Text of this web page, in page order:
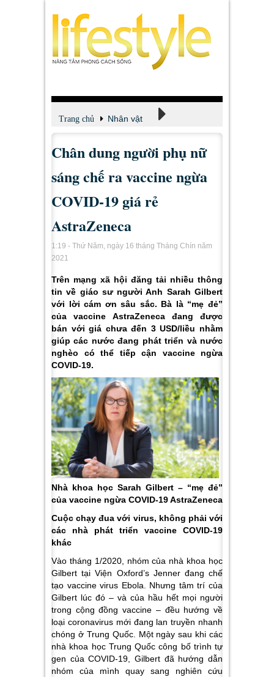
Trang chủ Nhân vật
Theo dòng thời gian
Chân dung người phụ nữ
sáng chế ra vaccine ngừa
COVID-19 giá rẻ
AstraZeneca
1:19 - Thứ Năm, ngày 16 tháng Tháng Chín năm
2021
Trên mạng xã hội đăng tải nhiều thông
tin về giáo sư người Anh Sarah Gilbert
với lời cám ơn sâu sắc. Bà là “mẹ đẻ”
của vaccine AstraZeneca đang được
bán với giá chưa đến 3 USD/liều nhằm
giúp các nước đang phát triển và nước
nghèo có thể tiếp cận vaccine ngừa
COVID-19.
Nhà khoa học Sarah Gilbert – “mẹ đẻ”
của vaccine ngừa COVID-19 AstraZeneca
Cuộc chạy đua với virus, không phải với
các nhà phát triển vaccine COVID-19
khác
Vào tháng 1/2020, nhóm của nhà khoa học
Gilbert tại Viện Oxford’s Jenner đang chế
tạo vaccine virus Ebola. Nhưng tâm trí của
Gilbert lúc đó – và của hầu hết mọi người
trong cộng đồng vaccine – đều hướng về
loại coronavirus mới đang lan truyền nhanh
chóng ở Trung Quốc. Một ngày sau khi các
nhà khoa học Trung Quốc công bố trình tự
gen của COVID-19, Gilbert đã hướng dẫn
nhóm của mình quay sang nghiên cứu